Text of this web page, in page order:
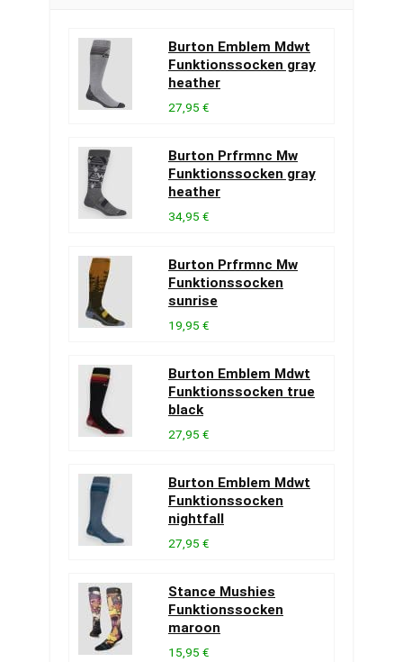
Burton Emblem Mdwt
Funktionssocken gray
heather
27,95 €
Burton Prfrmnc Mw
Funktionssocken gray
heather
34,95 €
Burton Prfrmnc Mw
Funktionssocken
sunrise
19,95 €
Burton Emblem Mdwt
Funktionssocken true
black
27,95 €
Burton Emblem Mdwt
Funktionssocken
nightfall
27,95 €
Stance Mushies
Funktionssocken
maroon
15,95 €